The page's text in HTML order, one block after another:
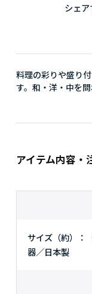
シェア
料理の彩りや盛り
す。和・洋・中を
アイテム内容・
サイズ（約）
器／日本製